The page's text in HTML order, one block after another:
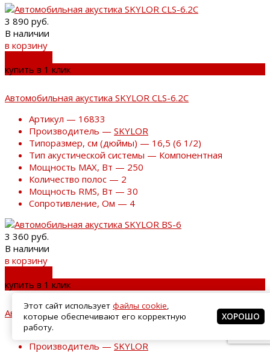
3 890 руб.
В наличии
в корзину
купить в 1 клик
Автомобильная акустика SKYLOR CLS-6.2C
Артикул — 16833
Производитель — SKYLOR
Типоразмер, см (дюймы) — 16,5 (6 1/2)
Тип акустической системы — Компонентная
Мощность MAX, Вт — 250
Количество полос — 2
Мощность RMS, Вт — 30
Сопротивление, Ом — 4
3 360 руб.
В наличии
в корзину
купить в 1 клик
Автомобильная акустика SKYLOR BS-6
Артикул — 16837
Производитель — SKYLOR
Этот сайт использует файлы cookie,
которые обеспечивают его корректную
работу.
ХОРОШО